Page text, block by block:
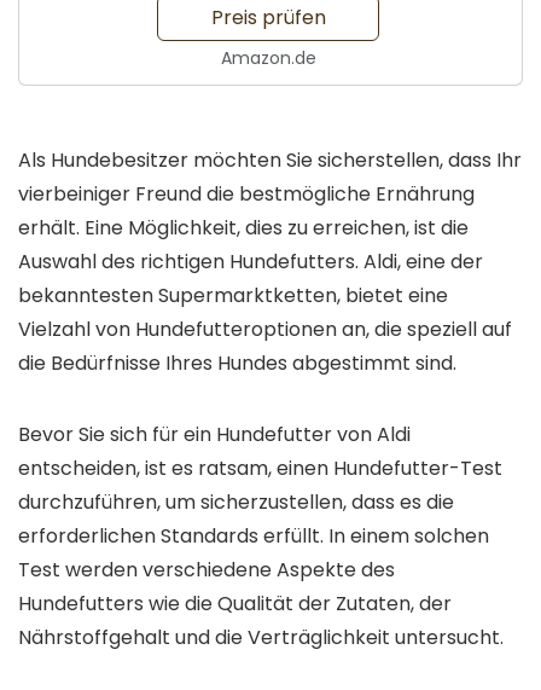
Preis prüfen
Amazon.de
Als Hundebesitzer möchten Sie sicherstellen, dass Ihr
vierbeiniger Freund die bestmögliche Ernährung
erhält. Eine Möglichkeit, dies zu erreichen, ist die
Auswahl des richtigen Hundefutters. Aldi, eine der
bekanntesten Supermarktketten, bietet eine
Vielzahl von Hundefutteroptionen an, die speziell auf
die Bedürfnisse Ihres Hundes abgestimmt sind.
Bevor Sie sich für ein Hundefutter von Aldi
entscheiden, ist es ratsam, einen Hundefutter-Test
durchzuführen, um sicherzustellen, dass es die
erforderlichen Standards erfüllt. In einem solchen
Test werden verschiedene Aspekte des
Hundefutters wie die Qualität der Zutaten, der
Nährstoffgehalt und die Verträglichkeit untersucht.